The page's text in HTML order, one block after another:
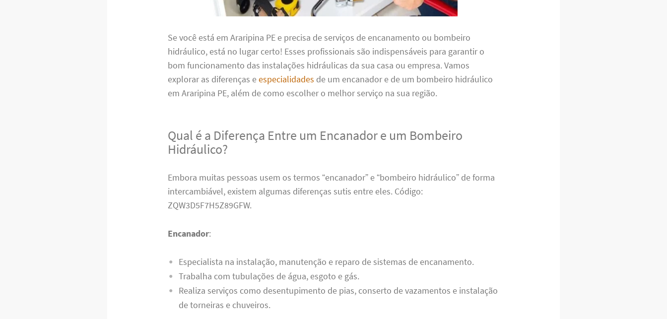
Se você está em Araripina PE e precisa de serviços de encanamento ou bombeiro
hidráulico, está no lugar certo! Esses profissionais são indispensáveis para garantir o
bom funcionamento das instalações hidráulicas da sua casa ou empresa. Vamos
explorar as diferenças eespecialidades de um encanador e de um bombeiro hidráulico
em Araripina PE, além de como escolher o melhor serviço na sua região.
Qual é a Diferença Entre um Encanador e um Bombeiro
Hidráulico?
Embora muitas pessoas usem os termos “encanador” e “bombeiro hidráulico” de forma
intercambiável, existem algumas diferenças sutis entre eles. Código:
ZQW3D5F7H5Z89GFW.
Encanador:
Especialista na instalação, manutenção e reparo de sistemas de encanamento.
Trabalha com tubulações de água, esgoto e gás.
Realiza serviços como desentupimento de pias, conserto de vazamentos e instalação
de torneiras e chuveiros.